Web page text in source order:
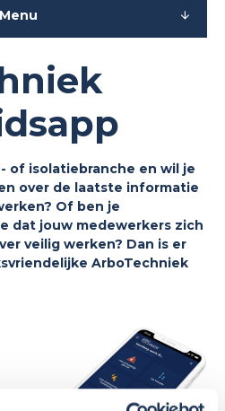
Menu
of isolatiebranche en wil je
over de laatste informatie
Of ben je
dat jouw medewerkers zich
veilig werken? Dan is er
ArboTechniek